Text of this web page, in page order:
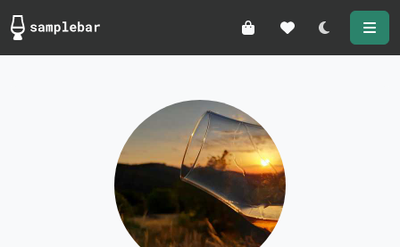
Darkmode